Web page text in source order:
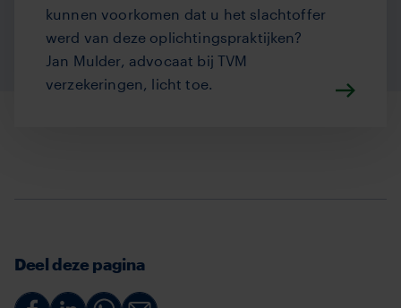
kunnen voorkomen dat u het slachtoffer
werd van deze oplichtingspraktijken?
Jan Mulder, advocaat bij TVM
verzekeringen, licht toe.
Deel deze pagina